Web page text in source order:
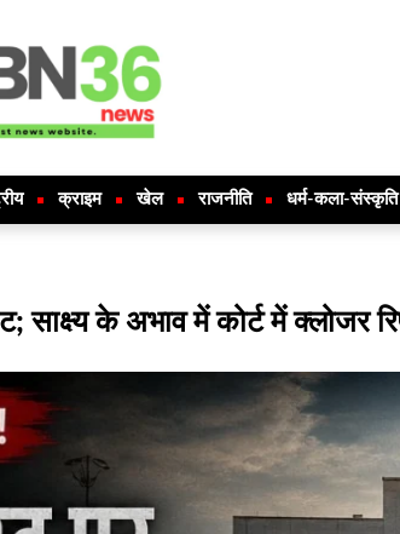
क्राइम खेल राजनीति धर्म-कला-संस्कृति
साक्ष्य के अभाव में कोर्ट में क्लोजर